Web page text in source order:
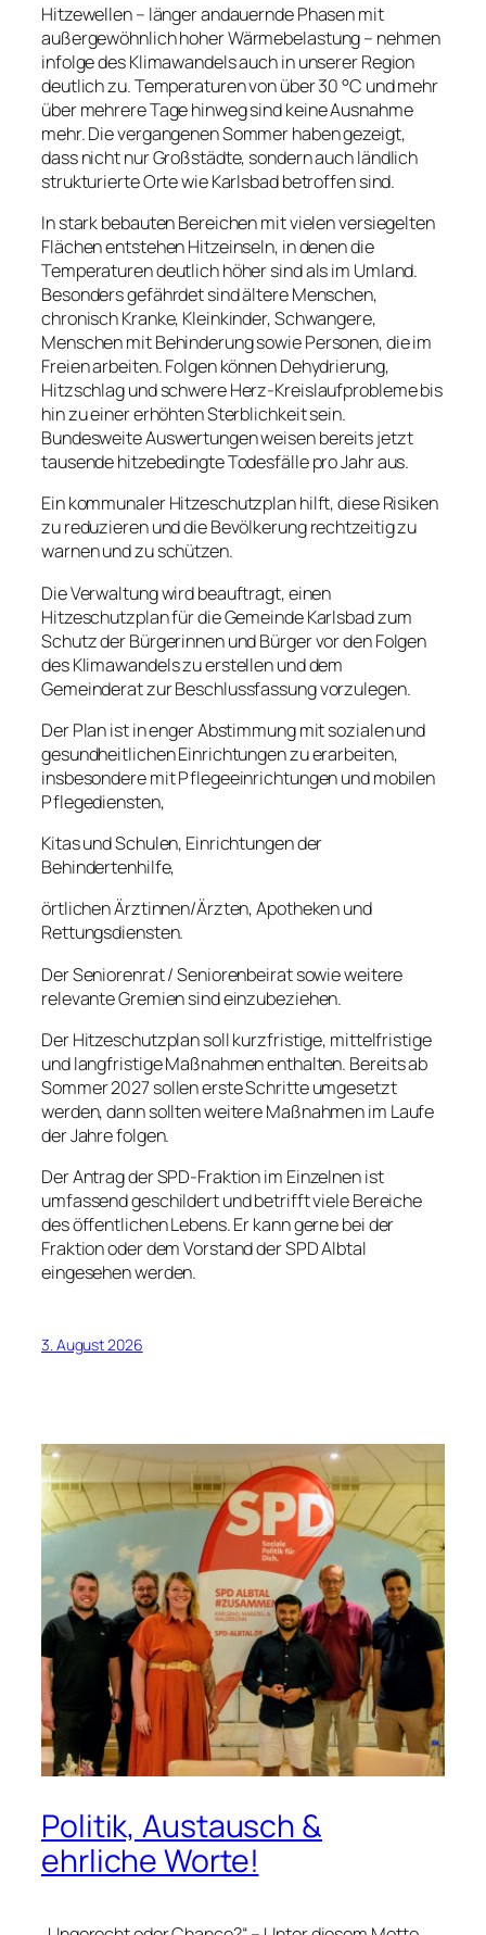
Hitzewellen – länger andauernde Phasen mit
außergewöhnlich hoher Wärmebelastung – nehmen
infolge des Klimawandels auch in unserer Region
deutlich zu. Temperaturen von über 30 °C und mehr
über mehrere Tage hinweg sind keine Ausnahme
mehr. Die vergangenen Sommer haben gezeigt,
dass nicht nur Großstädte, sondern auch ländlich
strukturierte Orte wie Karlsbad betroffen sind.
In stark bebauten Bereichen mit vielen versiegelten
Flächen entstehen Hitzeinseln, in denen die
Temperaturen deutlich höher sind als im Umland.
Besonders gefährdet sind ältere Menschen,
chronisch Kranke, Kleinkinder, Schwangere,
Menschen mit Behinderung sowie Personen, die im
Freien arbeiten. Folgen können Dehydrierung,
Hitzschlag und schwere Herz-Kreislaufprobleme bis
hin zu einer erhöhten Sterblichkeit sein.
Bundesweite Auswertungen weisen bereits jetzt
tausende hitzebedingte Todesfälle pro Jahr aus.
Ein kommunaler Hitzeschutzplan hilft, diese Risiken
zu reduzieren und die Bevölkerung rechtzeitig zu
warnen und zu schützen.
Die Verwaltung wird beauftragt, einen
Hitzeschutzplan für die Gemeinde Karlsbad zum
Schutz der Bürgerinnen und Bürger vor den Folgen
des Klimawandels zu erstellen und dem
Gemeinderat zur Beschlussfassung vorzulegen.
Der Plan ist in enger Abstimmung mit sozialen und
gesundheitlichen Einrichtungen zu erarbeiten,
insbesondere mit Pflegeeinrichtungen und mobilen
Pflegediensten,
Kitas und Schulen, Einrichtungen der
Behindertenhilfe,
örtlichen Ärztinnen/Ärzten, Apotheken und
Rettungsdiensten.
Der Seniorenrat / Seniorenbeirat sowie weitere
relevante Gremien sind einzubeziehen.
Der Hitzeschutzplan soll kurzfristige, mittelfristige
und langfristige Maßnahmen enthalten. Bereits ab
Sommer 2027 sollen erste Schritte umgesetzt
werden, dann sollten weitere Maßnahmen im Laufe
der Jahre folgen.
Der Antrag der SPD-Fraktion im Einzelnen ist
umfassend geschildert und betrifft viele Bereiche
des öffentlichen Lebens. Er kann gerne bei der
Fraktion oder dem Vorstand der SPD Albtal
eingesehen werden.
3. August 2026
Politik, Austausch &
ehrliche Worte!